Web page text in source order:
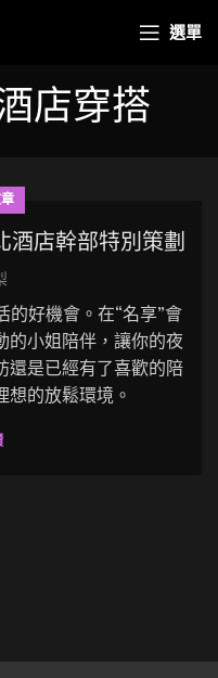
選單
店穿搭
店幹部特別策劃
的好機會。在“名享”會
的小姐陪伴，讓你的夜
還是已經有了喜歡的陪
想的放鬆環境。